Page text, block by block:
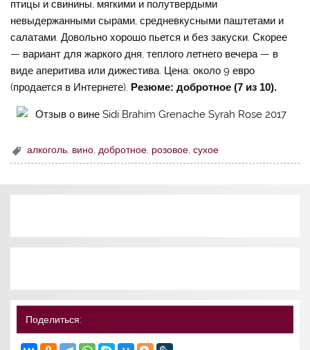
птицы и свинины, мягкими и полутвердыми
невыдержанными сырами, средневкусными паштетами и
салатами. Довольно хорошо пьется и без закуски. Скорее
— вариант для жаркого дня, теплого летнего вечера — в
виде аперитива или дижестива. Цена: около 9 евро
(продается в Интернете). Резюме: добротное (7 из 10).
алкоголь вино добротное розовое ,сухое
Поделиться: